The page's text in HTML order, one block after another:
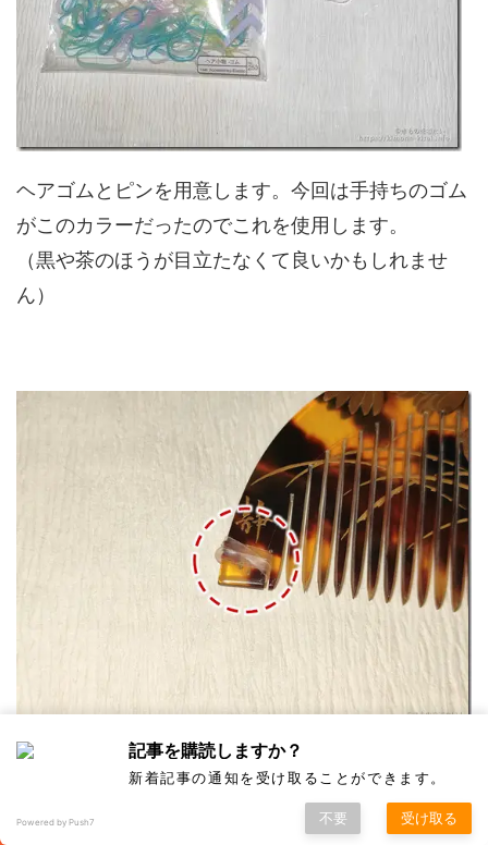
ヘアゴムとピンを用意します。今回は手持ちのゴム
がこのカラーだったのでこれを使用します。
（黒や茶のほうが目立たなくて良いかもしれませ
ん）
櫛の端にゴムを巻き付けます。
Sサイズで3回巻けました。
記事を購読しますか？
新着記事の通知を受け取ることができます。
Powered by Push7 不要 受け取る